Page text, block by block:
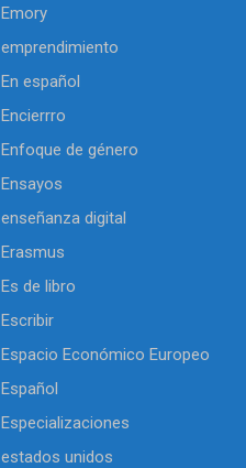
Emory
emprendimiento
En español
Encierrro
Enfoque de género
Ensayos
enseñanza digital
Erasmus
Es de libro
Escribir
Espacio Económico Europeo
Español
Especializaciones
estados unidos